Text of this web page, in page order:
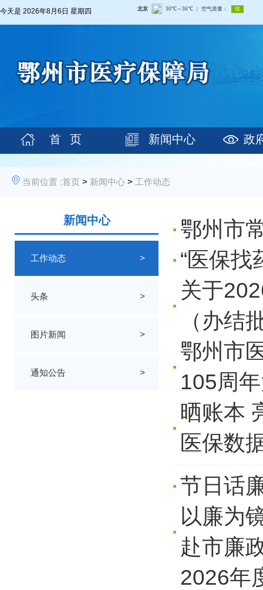
今天是 2026年8月6日 星期四
首 页 新闻中心 政
当前位置 :首页 > 新闻中心 > 工作动态
新闻中心
工作动态 >
头条 >
图片新闻 >
通知公告 >
鄂州市
“医保找
关于
（办
鄂州市
105周
晒账本
医保数
节日话
以廉为
赴市廉
2026年